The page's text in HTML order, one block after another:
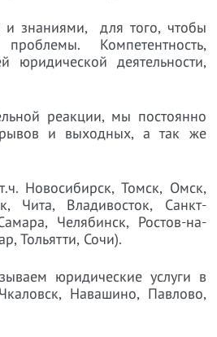
знаниями, для того, чтобы
Компетентность,
деятельности,
реакции, мы постоянно
и выходных, а так же
Новосибирск, Томск, Омск,
Чита, Владивосток, Санкт-
Челябинск, Ростов-на-
Тольятти, Сочи).
юридические услуги в
Навашино, Павлово,